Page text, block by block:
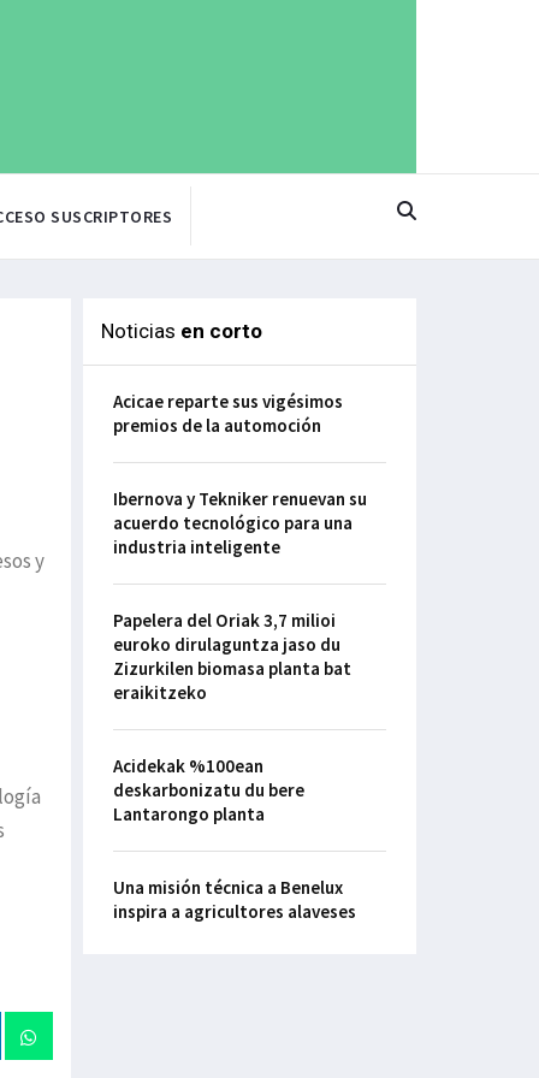
SUSCRIPTORES
y
Noticias en corto
Acicae reparte sus vigésimos
premios de la automoción
Ibernova y Tekniker renuevan su
acuerdo tecnológico para una
industria inteligente
Papelera del Oriak 3,7 milioi
euroko dirulaguntza jaso du
Zizurkilen biomasa planta bat
eraikitzeko
Acidekak %100ean
deskarbonizatu du bere
Lantarongo planta
Una misión técnica a Benelux
inspira a agricultores alaveses